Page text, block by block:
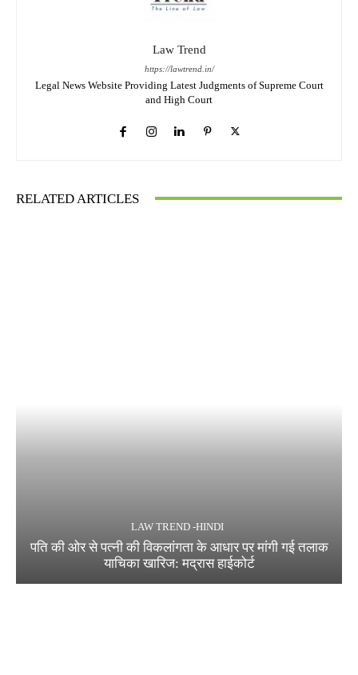
Law Trend
https://lawtrend.in/
Legal News Website Providing Latest Judgments of Supreme Court
and High Court
RELATED ARTICLES
LAW TREND -HINDI
पति की ओर से पत्नी की विकलांगता के आधार पर मांगी गई तलाक
याचिका खारिज: मद्रास हाईकोर्ट